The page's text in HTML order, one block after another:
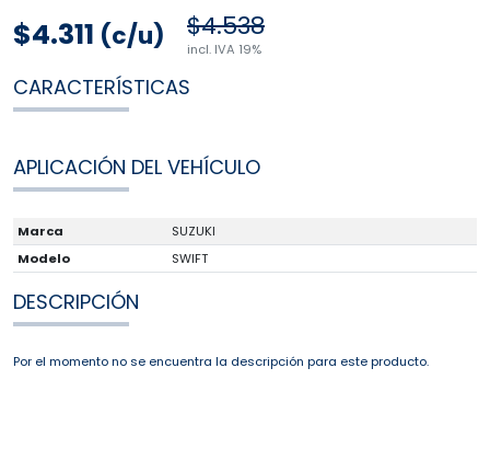
$4.311 (c/u) $4.538
incl. IVA 19%
CARACTERÍSTICAS
APLICACIÓN DEL VEHÍCULO
Marca
SUZUKI
Modelo
SWIFT
DESCRIPCIÓN
Por el momento no se encuentra la descripción para este producto.